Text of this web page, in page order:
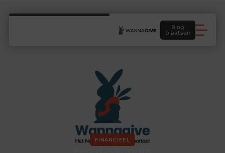
Blog
plaatsen
FINANCIEEL